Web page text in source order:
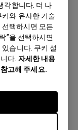
각합니다. 더 나
와 유사한 기술
선택하시면 모든
”을 선택하시면
습니다. 쿠키 설
다. 자세한 내용
고해 주세요.
동으로 실행
어떻게 확인
면에 테두리
무엇인가